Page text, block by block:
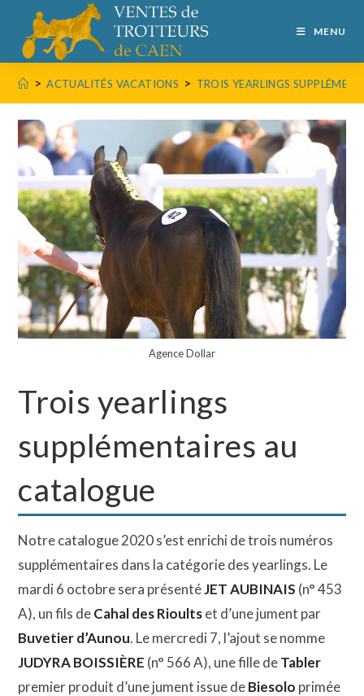
MENU
> ACTUALITÉS VACATIONS > TROIS YEARLINGS
Agence Dollar
Trois yearlings
supplémentaires au
catalogue
Notre catalogue 2020 s’est enrichi de trois numéros
supplémentaires dans la catégorie des yearlings. Le
mardi 6 octobre sera présentéJET AUBINAIS (n° 453
A), un fils deCahal des Rioultset d’une jument par
Buvetier d’Aunou. Le mercredi 7, l’ajout se nomme
JUDYRA BOISSIÈRE (n° 566 A), une fille deTabler
premier produit d’une jument issue deBiesolo primée